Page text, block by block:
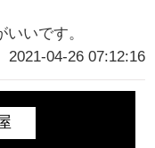
いです。
2021-04-26 07:12:16